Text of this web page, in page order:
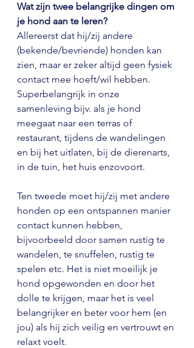
Wat zijn twee belangrijke dingen om
je hond aan te leren?
Allereerst dat hij/zij andere
(bekende/bevriende) honden kan
zien, maar er zeker altijd geen fysiek
contact mee hoeft/wil hebben.
Superbelangrijk in onze
samenleving bijv. als je hond
meegaat naar een terras of
restaurant, tijdens de wandelingen
en bij het uitlaten, bij de dierenarts,
in de tuin, het huis enzovoort.
Ten tweede moet hij/zij met andere
honden op een ontspannen manier
contact kunnen hebben,
bijvoorbeeld door samen rustig te
wandelen, te snuffelen, rustig te
spelen etc. Het is niet moeilijk je
hond opgewonden en door het
dolle te krijgen, maar het is veel
belangrijker en beter voor hem (en
jou) als hij zich veilig en vertrouwt en
relaxt voelt.